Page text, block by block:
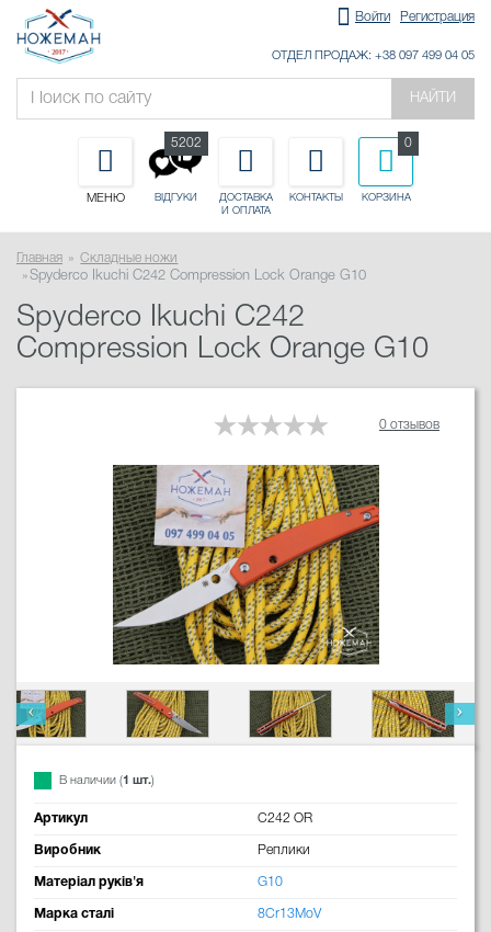
Войти Регистрация
ОТДЕЛ ПРОДАЖ: +38 097 499 04 05
НАЙТИ
МЕНЮ ВІДГУКИ
5202
ДОСТАВКА
И ОПЛАТА
КОНТАКТЫ КОРЗИНА
0
Главная
Складные ножи
Spyderco Ikuchi C242 Compression Lock Orange G10
Spyderco Ikuchi C242
Compression Lock Orange G10
0 отзывов
В наличии (1 шт.)
Артикул C242 OR
Виробник Реплики
Матеріал руків'я G10
Марка сталі 8Cr13MoV